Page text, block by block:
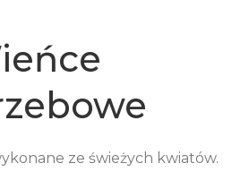
ze świeżych kwiatów.